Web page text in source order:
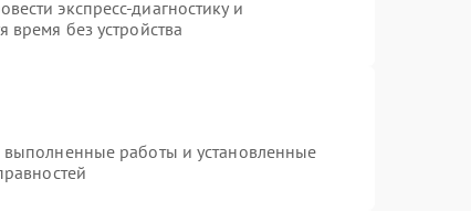
экспресс-диагностику и
без устройства
выполненные работы и установленные